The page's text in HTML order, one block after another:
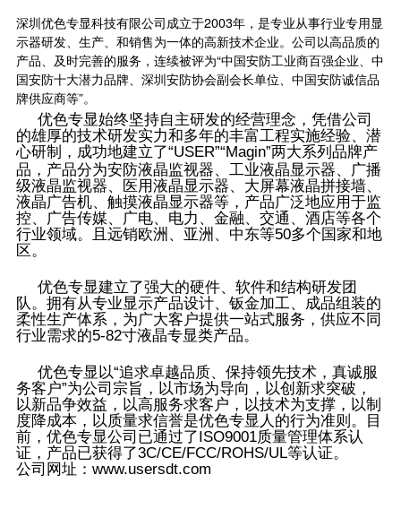
深圳优色专显科技有限公司成立于2003年，是专业从事行业专用显
示器研发、生产、和销售为一体的高新技术企业。公司以高品质的
产品、及时完善的服务，连续被评为“中国安防工业商百强企业、中
国安防十大潜力品牌、深圳安防协会副会长单位、中国安防诚信品
牌供应商等”。
优色专显始终坚持自主研发的经营理念，凭借公司
的雄厚的技术研发实力和多年的丰富工程实施经验、潜
心研制，成功地建立了“USER”“Magin”两大系列品牌产
品，产品分为安防液晶监视器、工业液晶显示器、广播
级液晶监视器、医用液晶显示器、大屏幕液晶拼接墙、
液晶广告机、触摸液晶显示器等，产品广泛地应用于监
控、广告传媒、广电、电力、金融、交通、酒店等各个
行业领域。且远销欧洲、亚洲、中东等50多个国家和地
区。
优色专显建立了强大的硬件、软件和结构研发团
队。拥有从专业显示产品设计、钣金加工、成品组装的
柔性生产体系，为广大客户提供一站式服务，供应不同
行业需求的5-82寸液晶专显类产品。
优色专显以“追求卓越品质、保持领先技术，真诚服
务客户”为公司宗旨，以市场为导向，以创新求突破，
以新品争效益，以高服务求客户，以技术为支撑，以制
度降成本，以质量求信誉是优色专显人的行为准则。目
前，优色专显公司已通过了ISO9001质量管理体系认
证，产品已获得了3C/CE/FCC/ROHS/UL等认证。
公司网址：www.usersdt.com